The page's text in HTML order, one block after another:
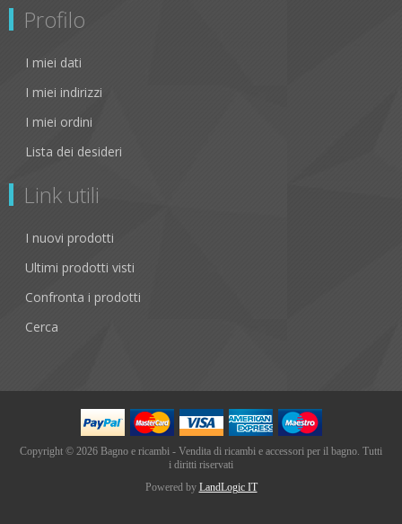
Profilo
I miei dati
I miei indirizzi
I miei ordini
Lista dei desideri
Link utili
I nuovi prodotti
Ultimi prodotti visti
Confronta i prodotti
Cerca
Copyright © 2026 Bagno e ricambi - Vendita di ricambi e accessori per il bagno. Tutti
i diritti riservati
Powered by LandLogic IT